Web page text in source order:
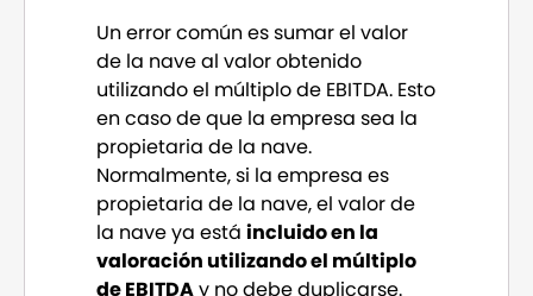
Un error común es sumar el valor
de la nave al valor obtenido
utilizando el múltiplo de EBITDA. Esto
en caso de que la empresa sea la
propietaria de la nave.
Normalmente, si la empresa es
propietaria de la nave, el valor de
la nave ya está incluido en la
valoración utilizando el múltiplo
de EBITDAy no debe duplicarse.